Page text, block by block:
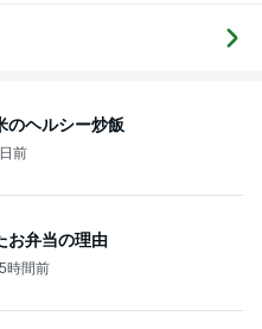
のヘルシー炒飯
前
お弁当の理由
時間前